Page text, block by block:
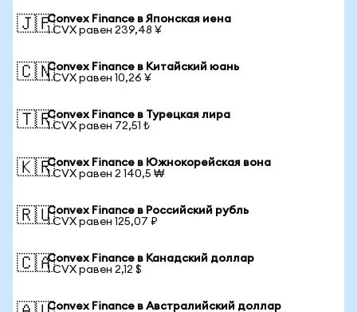
🇯🇵Convex Finance в Японская иена
1 CVX равен 239,48 ¥
🇨🇳Convex Finance в Китайский юань
1 CVX равен 10,26 ¥
🇹🇷Convex Finance в Турецкая лира
1 CVX равен 72,51 ₺
🇰🇷Convex Finance в Южнокорейская вона
1 CVX равен 2 140,5 ₩
🇷🇺Convex Finance в Российский рубль
1 CVX равен 125,07 ₽
🇨🇦Convex Finance в Канадский доллар
1 CVX равен 2,12 $
Convex Finance в Австралийский доллар